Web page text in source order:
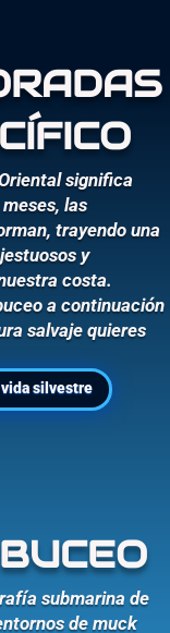
significa
las
trayendo una
y
costa.
a continuación
salvaje quieres
silvestre
submarina de
de muck